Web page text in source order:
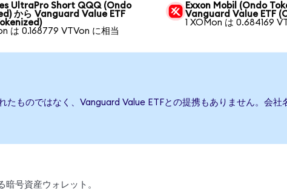
UltraPro Short QQQ (Ondo
から Vanguard Value ETF
は 0.168779 VTVon に相当
Exxon Mobil (Ondo
Vanguard Value ETF
1 XOMon は 0.684169
ものではなく、Vanguard Value ETFとの提携もありません。会社
号資産ウォレット。